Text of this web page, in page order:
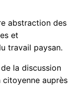
abstraction des
et
travail paysan.
la discussion
citoyenne auprès